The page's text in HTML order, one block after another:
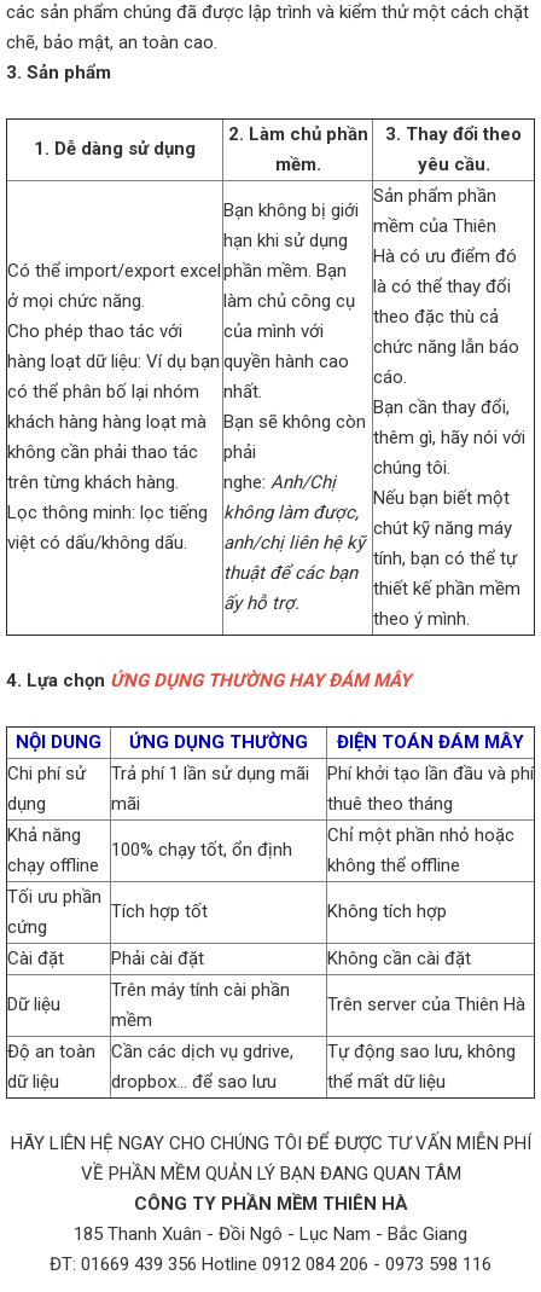
các sản phẩm chúng đã được lập trình và kiểm thử một cách chặt
chẽ, bảo mật, an toàn cao.
3. Sản phẩm
1. Dễ dàng sử dụng
2. Làm chủ phần
mềm.
3. Thay đổi theo
yêu cầu.
Có thể import/export excel
ở mọi chức năng.
Cho phép thao tác với
hàng loạt dữ liệu: Ví dụ bạn
có thể phân bố lại nhóm
khách hàng hàng loạt mà
không cần phải thao tác
trên từng khách hàng.
Lọc thông minh: lọc tiếng
việt có dấu/không dấu.
Bạn không bị giới
hạn khi sử dụng
phần mềm. Bạn
làm chủ công cụ
của mình với
quyền hành cao
nhất.
Bạn sẽ không còn
phải
nghe: Anh/Chị
không làm được,
anh/chị liên hệ kỹ
thuật để các bạn
ấy hỗ trợ.
Sản phẩm phần
mềm của Thiên
Hà có ưu điểm đó
là có thể thay đổi
theo đặc thù cả
chức năng lẫn báo
cáo.
Bạn cần thay đổi,
thêm gì, hãy nói với
chúng tôi.
Nếu bạn biết một
chút kỹ năng máy
tính, bạn có thể tự
thiết kế phần mềm
theo ý mình.
4. Lựa chọn ỨNG DỤNG THƯỜNG HAY ĐÁM MÂY
NỘI DUNG ỨNG DỤNG THƯỜNG
ĐIỆN TOÁN ĐÁM MÂY
Chi phí sử
dụng
Trả phí 1 lần sử dụng mãi
mãi
Phí khởi tạo lần đầu và phí
thuê theo tháng
Khả năng
chạy offline
100% chạy tốt, ổn định
Chỉ một phần nhỏ hoặc
không thể offline
Tối ưu phần
cứng
Tích hợp tốt Không tích hợp
Cài đặt Phải cài đặt Không cần cài đặt
Dữ liệu
Trên máy tính cài phần
mềm
Trên server của Thiên Hà
Độ an toàn
dữ liệu
Cần các dịch vụ gdrive,
dropbox… để sao lưu
Tự động sao lưu, không
thể mất dữ liệu
HÃY LIÊN HỆ NGAY CHO CHÚNG TÔI ĐỂ ĐƯỢC TƯ VẤN MIỄN PHÍ
VỀ PHẦN MỀM QUẢN LÝ BẠN ĐANG QUAN TÂM
CÔNG TY PHẦN MỀM THIÊN HÀ
185 Thanh Xuân - Đồi Ngô - Lục Nam - Bắc Giang
ĐT: 01669 439 356 Hotline 0912 084 206 - 0973 598 116